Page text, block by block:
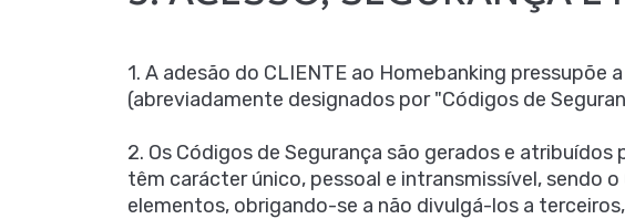
1. A adesão do CLIENTE ao Homebanking
(abreviadamente designados por "Códigos de
2. Os Códigos de Segurança são gerados e
têm carácter único, pessoal e intransmissível, sendo
elementos, obrigando-se a não divulgá-los a